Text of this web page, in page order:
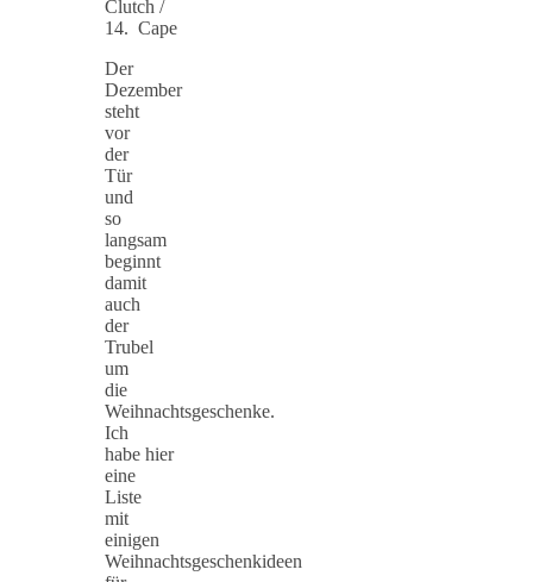
Clutch /
14. Cape
Der
Dezember
steht
vor
der
Tür
und
so
langsam
beginnt
damit
auch
der
Trubel
um
die
Weihnachtsgeschenke.
Ich
habe hier
eine
Liste
mit
einigen
Weihnachtsgeschenkideen